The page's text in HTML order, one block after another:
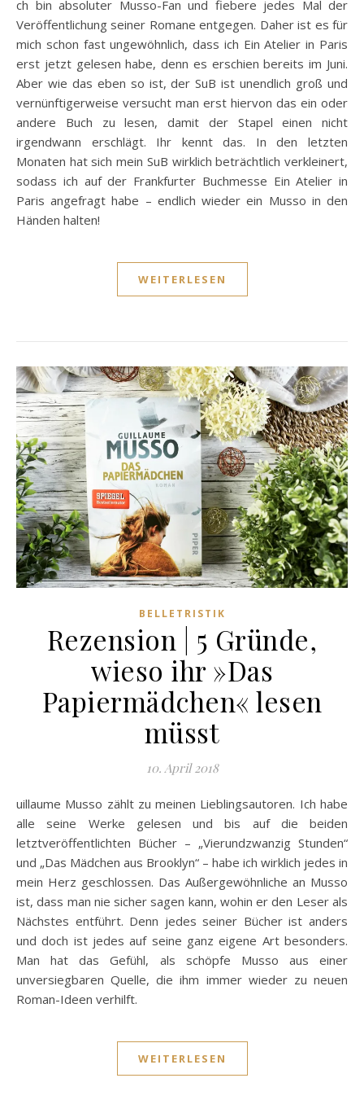
ch bin absoluter Musso-Fan und fiebere jedes Mal der
Veröffentlichung seiner Romane entgegen. Daher ist es für
mich schon fast ungewöhnlich, dass ich Ein Atelier in Paris
erst jetzt gelesen habe, denn es erschien bereits im Juni.
Aber wie das eben so ist, der SuB ist unendlich groß und
vernünftigerweise versucht man erst hiervon das ein oder
andere Buch zu lesen, damit der Stapel einen nicht
irgendwann erschlägt. Ihr kennt das. In den letzten
Monaten hat sich mein SuB wirklich beträchtlich verkleinert,
sodass ich auf der Frankfurter Buchmesse Ein Atelier in
Paris angefragt habe – endlich wieder ein Musso in den
Händen halten!
WEITERLESEN
BELLETRISTIK
Rezension | 5 Gründe,
wieso ihr »Das
Papiermädchen« lesen
müsst
10. April 2018
uillaume Musso zählt zu meinen Lieblingsautoren. Ich habe
alle seine Werke gelesen und bis auf die beiden
letztveröffentlichten Bücher – „Vierundzwanzig Stunden“
und „Das Mädchen aus Brooklyn“ – habe ich wirklich jedes in
mein Herz geschlossen. Das Außergewöhnliche an Musso
ist, dass man nie sicher sagen kann, wohin er den Leser als
Nächstes entführt. Denn jedes seiner Bücher ist anders
und doch ist jedes auf seine ganz eigene Art besonders.
Man hat das Gefühl, als schöpfe Musso aus einer
unversiegbaren Quelle, die ihm immer wieder zu neuen
Roman-Ideen verhilft.
WEITERLESEN